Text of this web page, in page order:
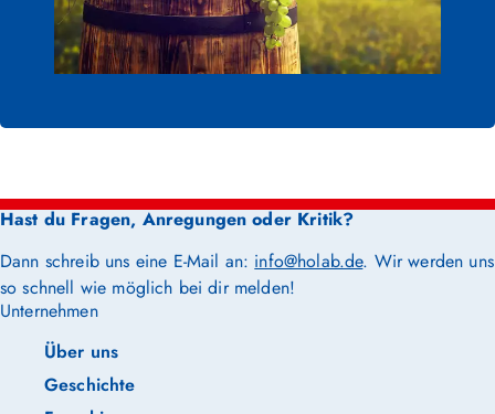
Hast du Fragen, Anregungen oder Kritik?
Dann schreib uns eine E-Mail an: info@holab.de. Wir werden uns
so schnell wie möglich bei dir melden!
Unternehmen
Über uns
Geschichte